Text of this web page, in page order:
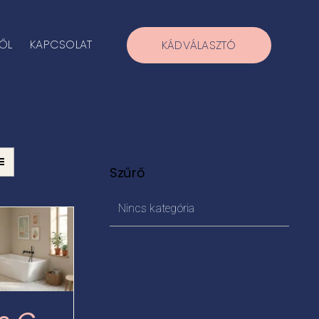
KAPCSOLAT KÁDVÁLASZTÓ
Szűrő
Nincs kategória